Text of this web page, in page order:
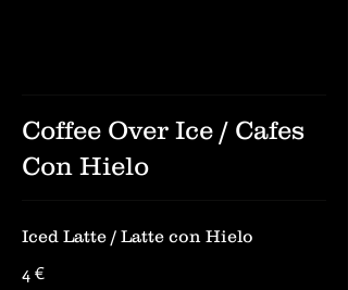
Coffee Over Ice / Cafes
Con Hielo
Iced Latte / Latte con Hielo
4 €